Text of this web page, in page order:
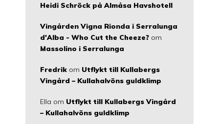
Heidi Schröck på Almåsa Havshotell
Vingården Vigna Rionda i Serralunga
d'Alba - Who Cut the Cheeze? om
Massolino i Serralunga
Fredrik om Utflykt till Kullabergs
Vingård – Kullahalvöns guldklimp
Ella om Utflykt till Kullabergs Vingård
– Kullahalvöns guldklimp